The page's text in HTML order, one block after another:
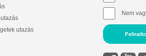
Nem
utazás